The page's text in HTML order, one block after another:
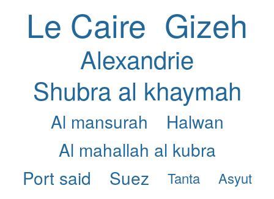
Le Caire Gizeh
Alexandrie
Shubra al khaymah
Al mansurah
Halwan
Al mahallah al kubra
Port said
Suez Tanta
Asyut